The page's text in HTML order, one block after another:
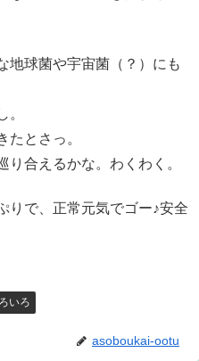
地球菌や宇宙菌（？）にも
。
たとさっ。
合えるかな。わくわく。
りで、正常元気でゴー♪安全
いろ
asoboukai-ootu